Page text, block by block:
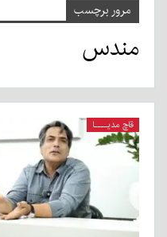
مرور برچسب
مندس
قاچ مدیــــا